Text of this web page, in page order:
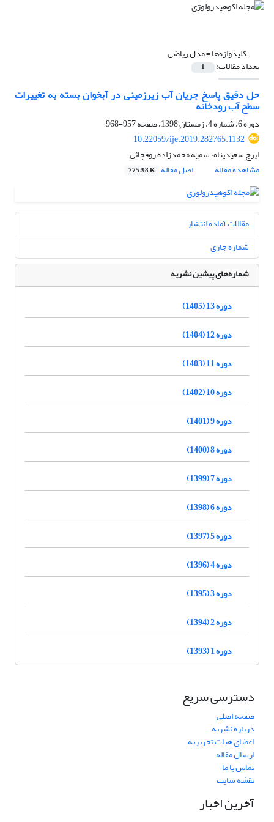
کلیدواژه‌ها =‌مدل ریاضی
تعداد مقالات: 1
حل دقیق پاسخ جریان آب زیرزمینی در آبخوان بسته به تغییرات
سطح آب رودخانه
دوره 6، شماره 4، زمستان 1398، صفحه
957-968
10.22059/ije.2019.282765.1132
ایرج سعیدپناه، سمیه محمدزاده روفچائی
مشاهده مقاله
اصل مقاله 775.98 K
مقالات آماده انتشار
شماره جاری
شماره‌های پیشین نشریه
دوره 13 (1405)
دوره 12 (1404)
دوره 11 (1403)
دوره 10 (1402)
دوره 9 (1401)
دوره 8 (1400)
دوره 7 (1399)
دوره 6 (1398)
دوره 5 (1397)
دوره 4 (1396)
دوره 3 (1395)
دوره 2 (1394)
دوره 1 (1393)
دسترسی سریع
صفحه اصلی
درباره نشریه
اعضای هیات تحریریه
ارسال مقاله
تماس با ما
نقشه سایت
آخرین اخبار